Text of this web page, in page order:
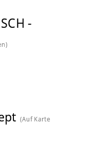
-
(Auf Karte